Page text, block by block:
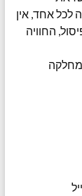
לכל אחד, אין
החוויה